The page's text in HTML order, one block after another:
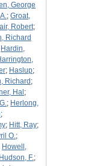
George
; Groat,
Robert;
Richard
Hardin,
; Haslup;
Richard ;
Hal ;
; Herlong,
;
; Hitt, Ray;
O.;
Howell,
Hudson, F.;